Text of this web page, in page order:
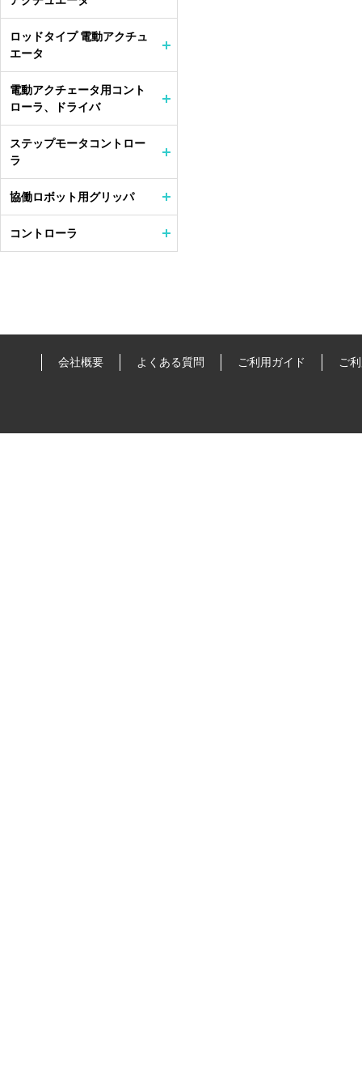
ロッドタイプ 電動アクチュ
エータ
電動アクチェータ用コント
ローラ、ドライバ
ステップモータコントロー
ラ
協働ロボット用グリッパ
コントローラ
会社概要 よくある質問 ご利用ガイド ご